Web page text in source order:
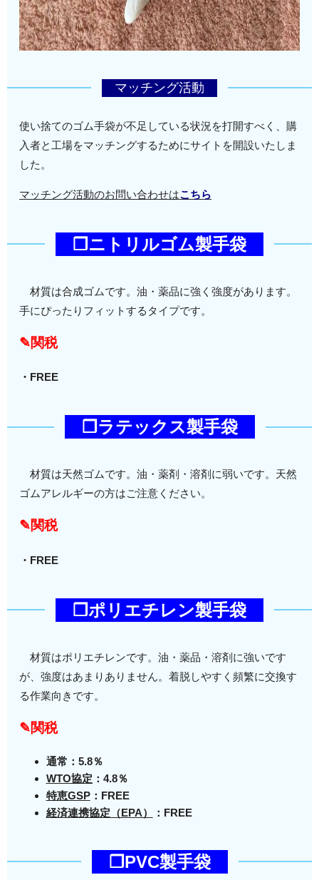
マッチング活動
使い捨てのゴム手袋が不足している状況を打開すべく、購
入者と工場をマッチングするためにサイトを開設いたしま
した。
マッチング活動のお問い合わせはこちら
❒ニトリルゴム製手袋
材質は合成ゴムです。油・薬品に強く強度があります。
手にぴったりフィットするタイプです。
✎関税
・FREE
❒ラテックス製手袋
材質は天然ゴムです。油・薬剤・溶剤に弱いです。天然
ゴムアレルギーの方はご注意ください。
✎関税
・FREE
❒ポリエチレン製手袋
材質はポリエチレンです。油・薬品・溶剤に強いです
が、強度はあまりありません。着脱しやすく頻繁に交換す
る作業向きです。
✎関税
通常：5.8％
WTO協定 ：4.8％
特恵GSP：FREE
経済連携協定（EPA）
：FREE
❒PVC製手袋